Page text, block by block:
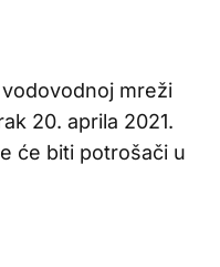
mreži
20. aprila 2021.
će biti potrošači u